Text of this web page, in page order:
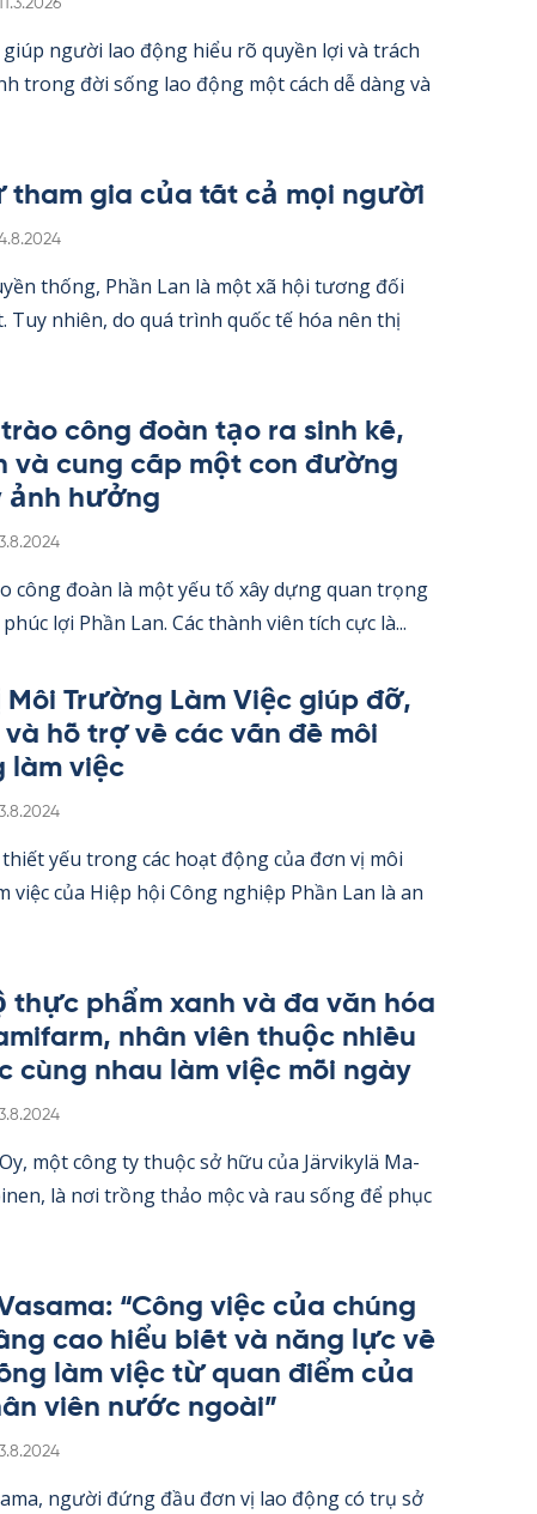
người lao động hiểu rõ qu­yền lợi và trách
trong đời sống lao động một cách dễ dàng và
tham gia của tất cả mọi người
thống, Phần Lan là một xã hội tương đối
Tuy nhiên, do quá trình quốc tế hóa nên thị
trào công đoàn tạo ra sinh kế,
và cung cấp một con đường
ảnh hưởng
công đoàn là một yếu tố xây dựng quan trọng
lợi Phần Lan. Các thành viên tích cực là...
Trường Làm Việc giúp đỡ,
hỗ trợ về các vấn đề môi
làm việc
yếu trong các hoạt động của đơn vị môi
việc của Hiệp hội Công ng­hiệp Phần Lan là an
thực phẩm xanh và đa văn hóa
nhân viên thuộc nhiều
cùng nhau làm việc mỗi ngày
một công ty thuộc sở hữu của Jär­vi­kylä Ma­
là nơi trồng thảo mộc và rau sống để phục
“Công việc của chúng
cao hiểu biết và năng lực về
làm việc từ quan điểm của
viên nước ngoài”
người đứng đầu đơn vị lao động có trụ sở